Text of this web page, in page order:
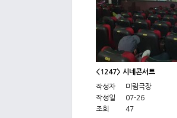
<1247> 시네콘서트
작성자
미림극장
작성일
07-26
조회
47